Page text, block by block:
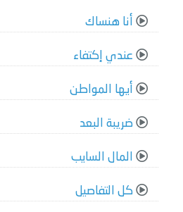
أنا هنساك
عندي إكتفاء
أيها المواطن
ضريبة البعد
المال السايب
كل التفاصيل